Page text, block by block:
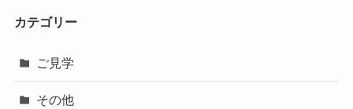
カテゴリー
ご見学
その他